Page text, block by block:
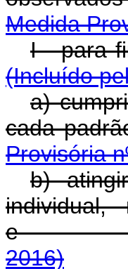
Medida
I -
(Incluído
a)
Provisória
b)
2016)